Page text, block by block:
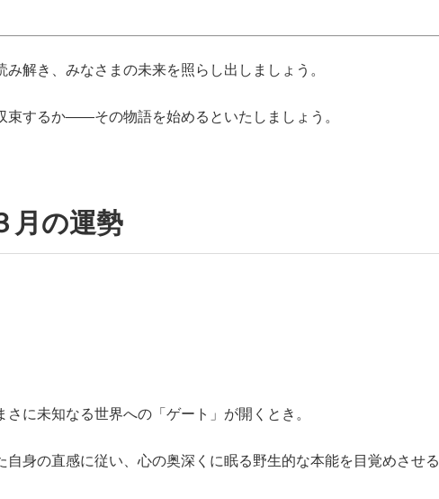
解き、みなさまの未来を照らし出しましょう。
束するか――その物語を始めるといたしましょう。
月の運勢
に未知なる世界への「ゲート」が開くとき。
自身の直感に従い、心の奥深くに眠る野生的な本能を目覚めさせる